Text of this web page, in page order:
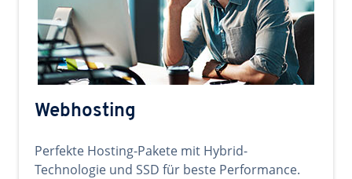
Webhosting
Perfekte Hosting-Pakete mit Hybrid-
Technologie und SSD für beste Performance.